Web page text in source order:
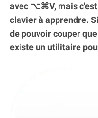
avec ⌥⌘V, mais c'est
clavier à apprendre.
de pouvoir couper
existe un utilitaire